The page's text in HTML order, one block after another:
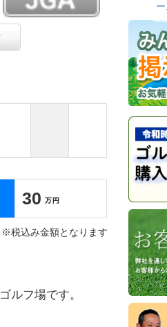
30
※税込み金額となります
ルフ場です。